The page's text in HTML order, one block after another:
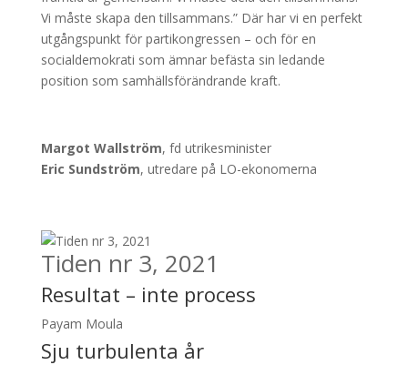
Vi måste skapa den tillsammans.” Där har vi en perfekt
utgångspunkt för partikongressen – och för en
socialdemokrati som ämnar befästa sin ledande
position som samhällsförändrande kraft.
Margot Wallström, fd utrikesminister
Eric Sundström, utredare på LO-ekonomerna
Tiden nr 3, 2021
Resultat – inte process
Payam Moula
Sju turbulenta år